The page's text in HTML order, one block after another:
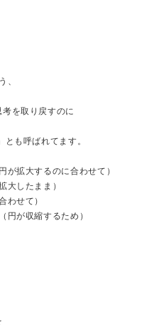
、
を取り戻すのに
とも呼ばれてます。
が拡大するのに合わせて）
大したまま）
わせて）
円が収縮するため）